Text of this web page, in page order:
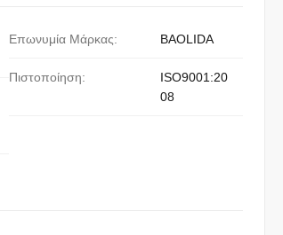
Επωνυμία Μάρκας: BAOLIDA
Πιστοποίηση:
ISO9001:20
08